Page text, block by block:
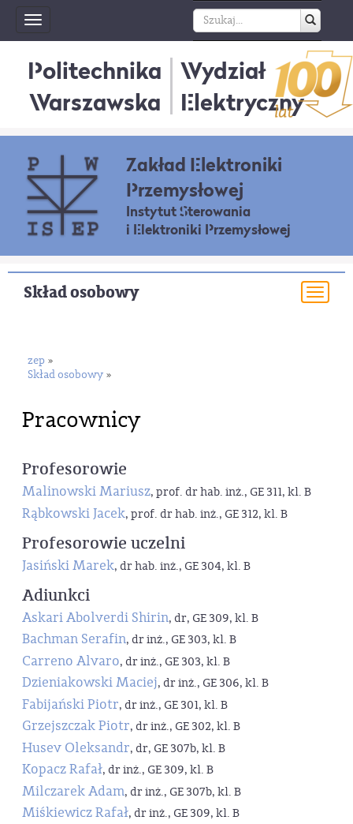
Toggle
navigation
Politechnika
Warszawska
Wydział
Elektryczny
Zakład Elektroniki
Przemysłowej
Instytut Sterowania
i Elektroniki Przemysłowej
Skład osobowy
zep »
Skład osobowy »
Pracownicy
Profesorowie
Malinowski Mariusz, prof. dr hab. inż., GE 311, kl. B
Rąbkowski Jacek, prof. dr hab. inż., GE 312, kl. B
Profesorowie uczelni
Jasiński Marek, dr hab. inż., GE 304, kl. B
Adiunkci
Askari Abolverdi Shirin, dr, GE 309, kl. B
Bachman Serafin, dr inż., GE 303, kl. B
Carreno Alvaro, dr inż., GE 303, kl. B
Dzieniakowski Maciej, dr inż., GE 306, kl. B
Fabijański Piotr, dr inż., GE 301, kl. B
Grzejszczak Piotr, dr inż., GE 302, kl. B
Husev Oleksandr, dr, GE 307b, kl. B
Kopacz Rafał, dr inż., GE 309, kl. B
Milczarek Adam, dr inż., GE 307b, kl. B
Miśkiewicz Rafał, dr inż., GE 309, kl. B